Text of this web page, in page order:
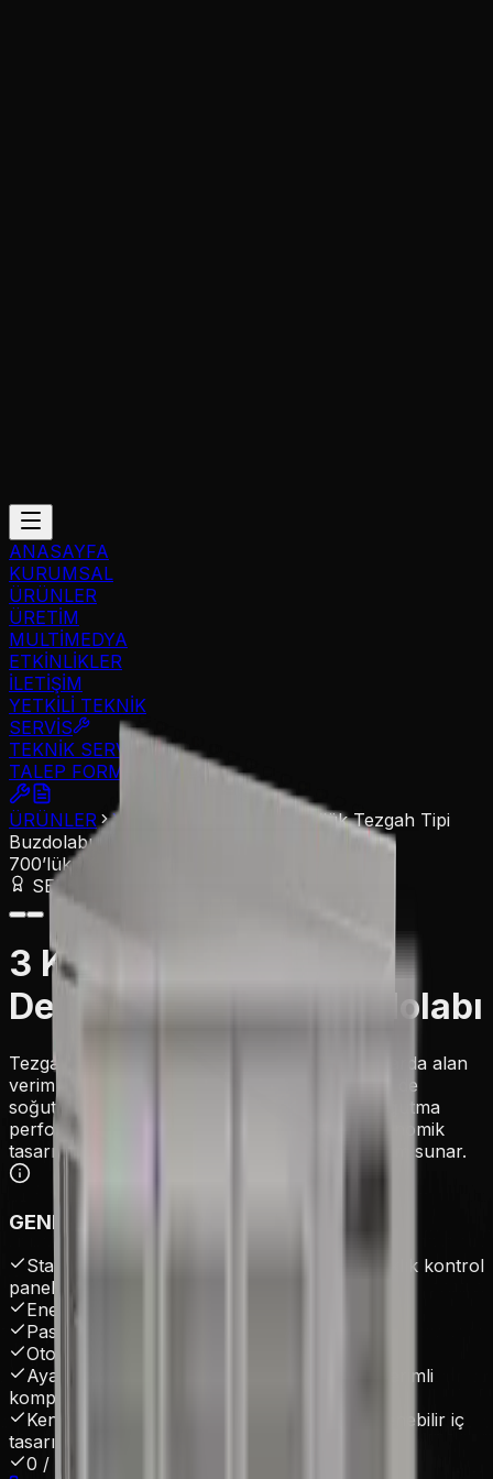
ANASAYFA
KURUMSAL
ÜRÜNLER
ÜRETİM
MULTİMEDYA
ETKİNLİKLER
İLETİŞİM
YETKİLİ TEKNİK
SERVİS
TEKNİK SERVİS
TALEP FORMU
ÜRÜNLER Yatay Buzdolapları
700’lük Tezgah Tipi
Buzdolabı
700’lük Tezgah Tipi Buzdolabı
SERTİFİKALI ÜRÜN
3 Kapılı 200 cm Camlı
Derin Tezgah Altı Buzdolabı
Tezgah tipi buzdolapları, profesyonel mutfaklarda alan
verimliliği sağlayarak hem çalışma yüzeyi hem de
soğutma ünitesi olarak işlev görür. Yüksek soğutma
performansı, paslanmaz çelik gövdesi ve ergonomik
tasarımıyla uzun ömürlü ve hijyenik bir kullanım sunar.
GENEL ÖZELLİKLER
Statik veya fanlı soğutma sistemi. Dijital sıcaklık kontrol
paneli.
Enerji tasarruflu R290 gazlı soğutma.
Paslanmaz çelik iç ve dış yüzey.
Otomatik defrost özelliği.
Ayarlanabilir raf sistemi. Sessiz ve yüksek verimli
kompresör.
Kendiliğinden kapanan kapılar. Kolay temizlenebilir iç
tasarım.
0 / +8 °C sıcaklık aralığı.